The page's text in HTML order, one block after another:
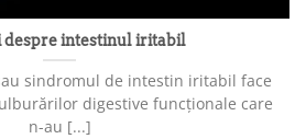
intestinul iritabil
sindromul de intestin iritabil face
digestive funcționale care
n-au [...]